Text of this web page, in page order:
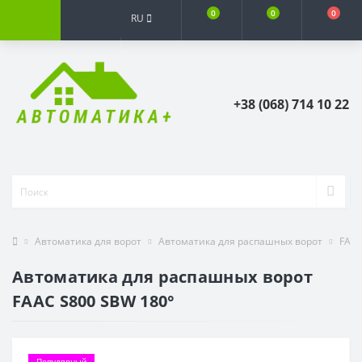
RU 0 0 0
+38 (068) 714 10 22
Автоматика для ворот Автоматика для распашных ворот
Автоматика для распашных ворот
FAAC S800 SBW 180°